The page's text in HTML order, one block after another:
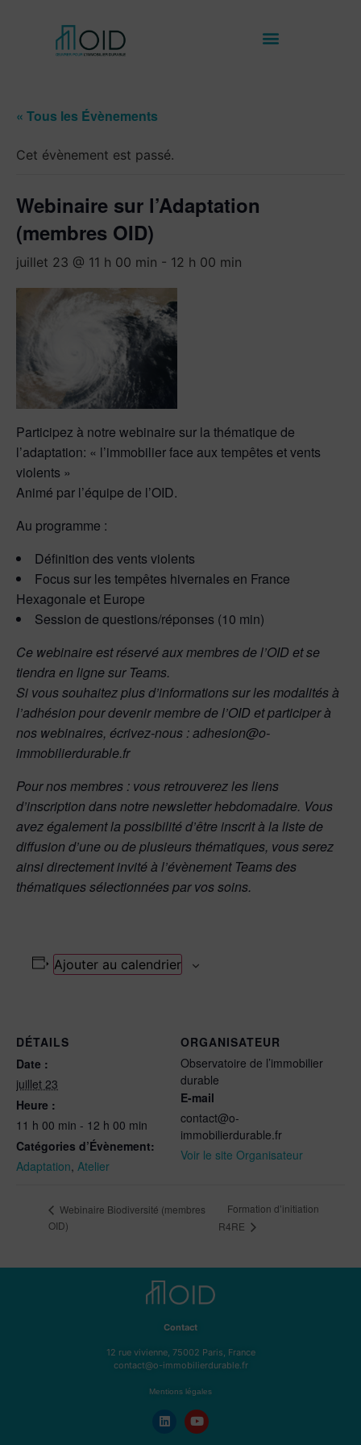
« Tous les Évènements
Cet évènement est passé.
Webinaire sur l’Adaptation
(membres OID)
juillet 23 @ 11 h 00 min - 12 h 00 min
Participez à notre webinaire sur la thématique de
l’adaptation: « l’immobilier face aux tempêtes et vents
violents »
Animé par l’équipe de l’OID.
Au programme :
Définition des vents violents
Focus sur les tempêtes hivernales en France
Hexagonale et Europe
Session de questions/réponses (10 min)
Ce webinaire est réservé aux membres de l’OID et se
tiendra en ligne sur Teams.
Si vous souhaitez plus d’informations sur les modalités à
l’adhésion pour devenir membre de l’OID et participer à
nos webinaires, écrivez-nous : adhesion@o-
immobilierdurable.fr
Pour nos membres : vous retrouverez les liens
d’inscription dans notre newsletter hebdomadaire. Vous
avez également la possibilité d’être inscrit à la liste de
diffusion d’une ou de plusieurs thématiques, vous serez
ainsi directement invité à l’évènement Teams des
thématiques sélectionnées par vos soins.
Ajouter au calendrier
DÉTAILS
Date :
juillet 23
Heure :
11 h 00 min - 12 h 00 min
Catégories d’Évènement:
Adaptation, Atelier
ORGANISATEUR
Observatoire de l’immobilier
durable
E-mail
contact@o-
immobilierdurable.fr
Voir le site Organisateur
Webinaire Biodiversité (membres
OID)
Formation d’initiation
R4RE
Contact
12 rue vivienne, 75002 Paris, France
contact@o-immobilierdurable.fr
Mentions légales